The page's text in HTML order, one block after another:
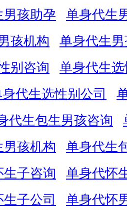
男孩助孕
单身代生
孩机构
单身代生男
别咨询
单身代生
代生选性别公司
代生包生男孩咨询
孩机构
单身代生
子咨询
单身代怀
子公司
单身代怀